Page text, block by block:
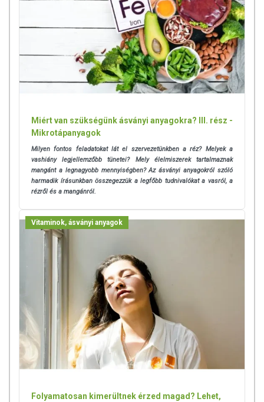
Miért van szükségünk ásványi anyagokra? III. rész -
Mikrotápanyagok
Milyen fontos feladatokat lát el szervezetünkben a réz? Melyek a
vashiány legjellemzőbb tünetei? Mely élelmiszerek tartalmaznak
mangánt a legnagyobb mennyiségben? Az ásványi anyagokról szóló
harmadik írásunkban összegezzük a legfőbb tudnivalókat a vasról, a
rézről és a mangánról.
Vitaminok, ásványi anyagok
Folyamatosan kimerültnek érzed magad? Lehet,